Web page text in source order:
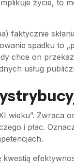
życie, to
faktycznie
spadku to
chce on
usług
wieku”. Zwraca
i płac.